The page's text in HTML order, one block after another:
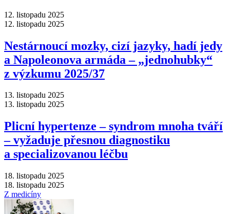
12. listopadu 2025
12. listopadu 2025
Nestárnoucí mozky, cizí jazyky, hadí jedy
a Napoleonova armáda –⁠ „jednohubky“
z výzkumu 2025/37
13. listopadu 2025
13. listopadu 2025
Plicní hypertenze –⁠ syndrom mnoha tváří
–⁠ vyžaduje přesnou diagnostiku
a specializovanou léčbu
18. listopadu 2025
18. listopadu 2025
Z medicíny